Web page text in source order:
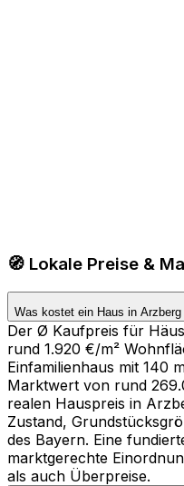
🧭 Lokale Preise &
Was kostet ein Haus in
Der Ø Kaufpreis für
rund 1.920 €/m²
Einfamilienhaus mit 140
Marktwert von rund
realen Hauspreis in
Zustand,
des Bayern. Eine
marktgerechte
als auch Überpreise.